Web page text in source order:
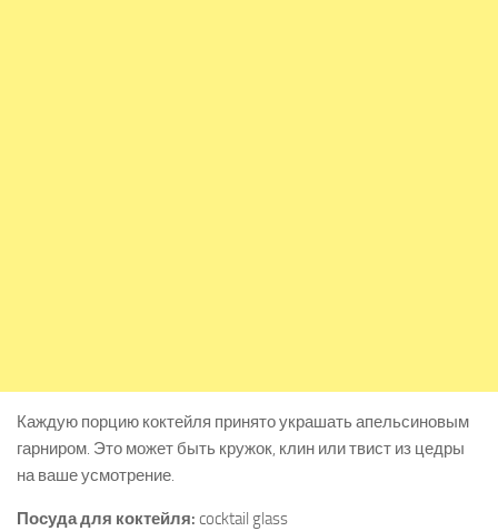
Каждую порцию коктейля принято украшать апельсиновым
гарниром. Это может быть кружок, клин или твист из цедры
на ваше усмотрение.
Посуда для коктейля: cocktail glass